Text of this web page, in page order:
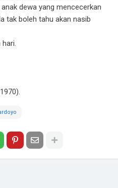
dewa yang mencecerkan
tak boleh tahu akan nasib